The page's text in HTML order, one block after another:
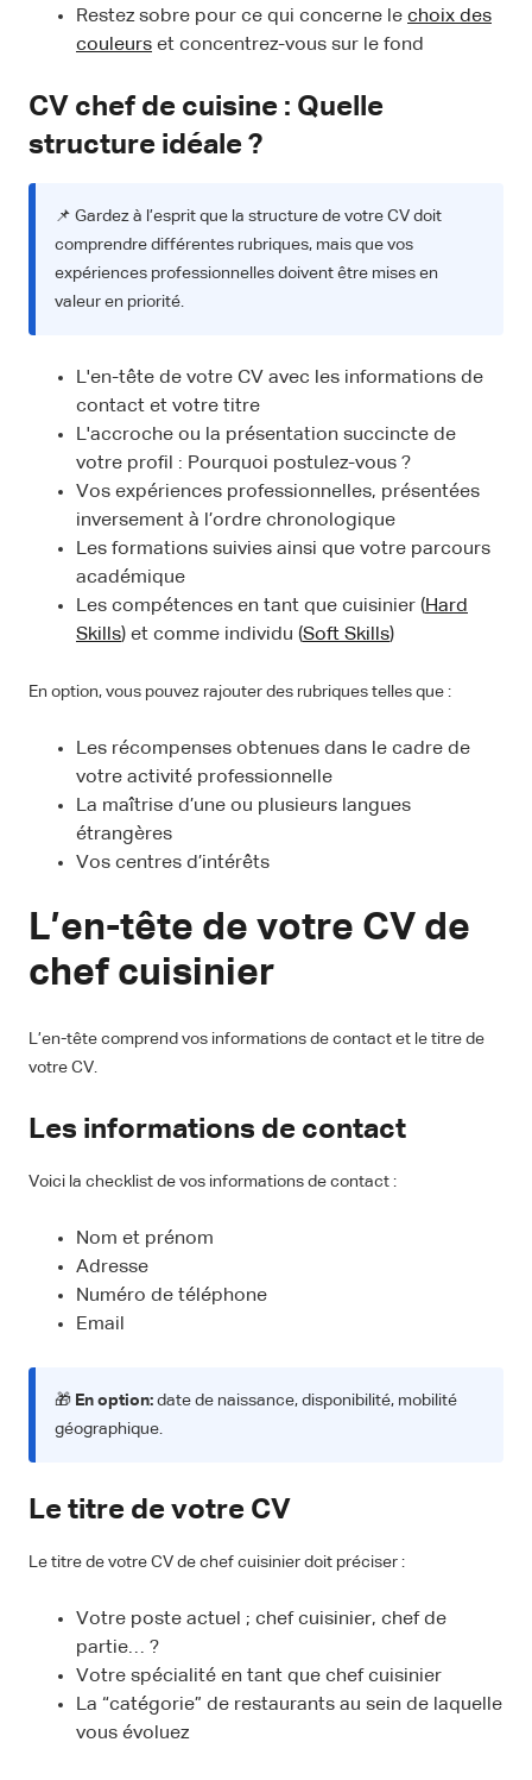
Restez sobre pour ce qui concerne le choix des
couleurs et concentrez-vous sur le fond
CV chef de cuisine : Quelle
structure idéale ?
📌 Gardez à l’esprit que la structure de votre CV doit
comprendre différentes rubriques, mais que vos
expériences professionnelles doivent être mises en
valeur en priorité.
L'en-tête de votre CV avec les informations de
contact et votre titre
L'accroche ou la présentation succincte de
votre profil : Pourquoi postulez-vous ?
Vos expériences professionnelles, présentées
inversement à l’ordre chronologique
Les formations suivies ainsi que votre parcours
académique
Les compétences en tant que cuisinier (Hard
Skills) et comme individu (Soft Skills)
En option, vous pouvez rajouter des rubriques telles que :
Les récompenses obtenues dans le cadre de
votre activité professionnelle
La maîtrise d’une ou plusieurs langues
étrangères
Vos centres d’intérêts
L’en-tête de votre CV de
chef cuisinier
L’en-tête comprend vos informations de contact et le titre de
votre CV.
Les informations de contact
Voici la checklist de vos informations de contact :
Nom et prénom
Adresse
Numéro de téléphone
Email
🎁 En option: date de naissance, disponibilité, mobilité
géographique.
Le titre de votre CV
Le titre de votre CV de chef cuisinier doit préciser :
Votre poste actuel ; chef cuisinier, chef de
partie… ?
Votre spécialité en tant que chef cuisinier
La “catégorie” de restaurants au sein de laquelle
vous évoluez